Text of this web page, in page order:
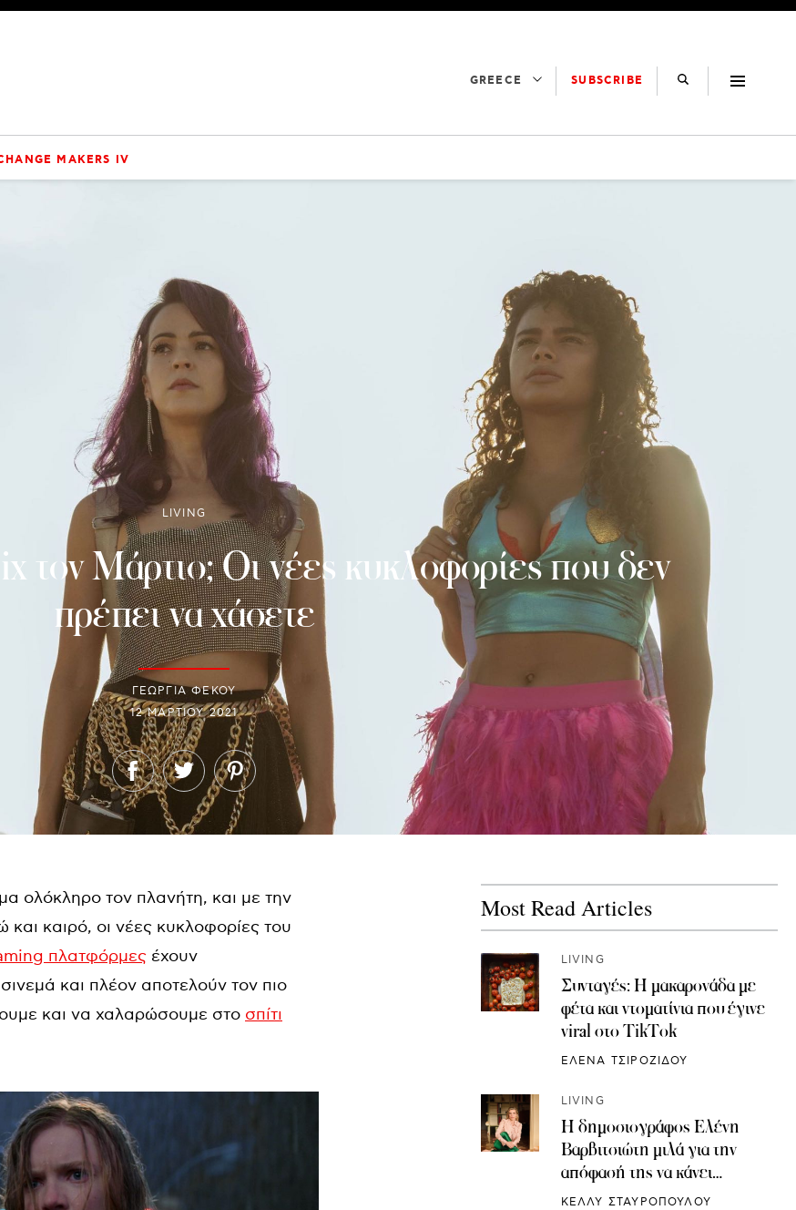
GREECE SUBSCRIBE
MAKERS IV
LIVING
τον Μάρτιο; Οι νέες κυκλοφορίες που δεν
πρέπει να χάσετε
ΓΕΩΡΓΙΑ ΦΕΚΟΥ
12 ΜΑΡΤΊΟΥ 2021
ολόκληρο τον πλανήτη, και με την
καιρό, οι νέες κυκλοφορίες του
πλατφόρμες έχουν
και πλέον αποτελούν τον πιο
και να χαλαρώσουμε στο σπίτι
Most Read Articles
LIVING
Συνταγές: H μακαρονάδα με
φέτα και ντοματίνια που έγινε
viral στο TikTok
ΕΛΕΝΑ ΤΣΙΡΟΖΙΔΟΥ
LIVING
Η δημοσιογράφος Ελένη
Βαρβιτσιώτη μιλά για την
απόφασή της να κάνει
κρυοσυντήρηση ωαρίων
ΚΕΛΛΥ ΣΤΑΥΡΟΠΟΥΛΟΥ